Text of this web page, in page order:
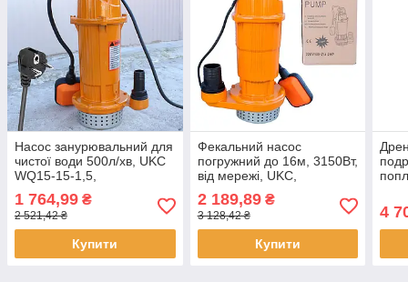
Насос занурювальний для
чистої води 500л/хв, UKC
WQ15-15-1,5,
Помаранчевий / Насос
для води / Дренажний
насос / Водяний насос
1 764,99 ₴
2 521,42 ₴
Купити
Фекальний насос
погружний до 16м, 3150Вт,
від мережі, UKC,
Помаранчевий /
Дренажний насос / Насос
для каналізації
2 189,89₴
3 128,42 ₴
Купити
4